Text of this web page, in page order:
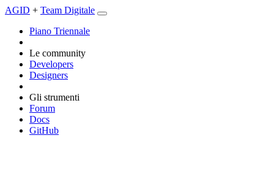
AGID + Team Digitale
Piano Triennale
Le community
Developers
Designers
Gli strumenti
Forum
Docs
GitHub